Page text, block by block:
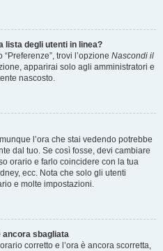
lista degli utenti in linea?
trovi l’opzione Nascondi il
apparirai solo agli amministratori e
nascosto.
l’ora che stai vedendo potrebbe
dal tuo. Se così fosse, devi cambiare
orario e farlo coincidere con la tua
ecc. Nota che solo gli utenti
e molte impostazioni.
ancora sbagliata
corretto e l’ora è ancora scorretta,